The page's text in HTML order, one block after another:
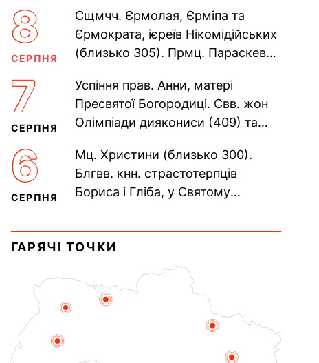
8
СЕРПНЯ
Сщмчч. Єрмолая, Єрміпа та
Єрмократа, ієреїв Нікомідійських
(близько 305). Прмц. Параскеви
Печерського, в Ближніх...
7
СЕРПНЯ
Успіння прав. Анни, матері
Пресвятої Богородиці. Свв. жон
Олімпіади диякониси (409) та
Пам’ять V Вселенського...
6
СЕРПНЯ
Мц. Христини (близько 300).
Блгвв. кнн. страстотерпців
Бориса і Гліба, у Святому
Прп. Полікарпа, архімандрита...
ГАРЯЧІ ТОЧКИ